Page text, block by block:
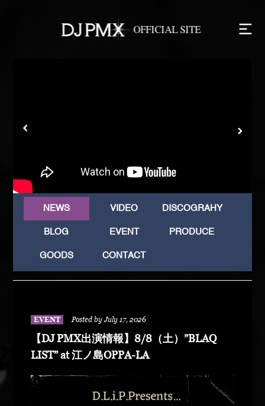
NEWS VIDEO DISCOGRAHY
BLOG EVENT PRODUCE
GOODS CONTACT
EVENT Posted by July 17, 2026
【DJ PMX出演情報】8/8（土）”BLAQ
LIST” at 江ノ島OPPA-LA